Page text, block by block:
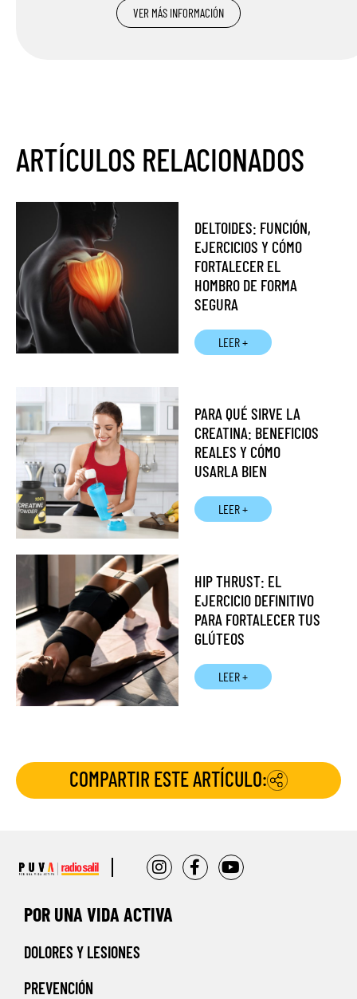
VER MÁS INFORMACIÓN
ARTÍCULOS RELACIONADOS
DELTOIDES: FUNCIÓN,
EJERCICIOS Y CÓMO
FORTALECER EL
HOMBRO DE FORMA
SEGURA
LEER +
PARA QUÉ SIRVE LA
CREATINA: BENEFICIOS
REALES Y CÓMO
USARLA BIEN
LEER +
HIP THRUST: EL
EJERCICIO DEFINITIVO
PARA FORTALECER TUS
GLÚTEOS
LEER +
COMPARTIR ESTE ARTÍCULO:
POR UNA VIDA ACTIVA
DOLORES Y LESIONES
PREVENCIÓN